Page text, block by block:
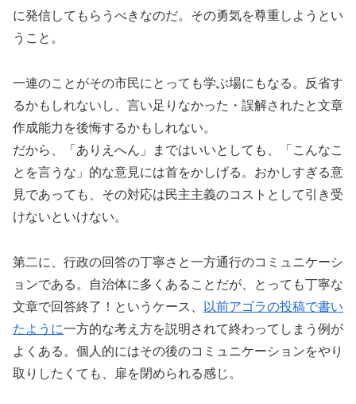
に発信してもらうべきなのだ。その勇気を尊重しようとい
うこと。
一連のことがその市民にとっても学ぶ場にもなる。反省す
るかもしれないし、言い足りなかった・誤解されたと文章
作成能力を後悔するかもしれない。
だから、「ありえへん」まではいいとしても、「こんなこ
とを言うな」的な意見には首をかしげる。おかしすぎる意
見であっても、その対応は民主主義のコストとして引き受
けないといけない。
第二に、行政の回答の丁寧さと一方通行のコミュニケーシ
ョンである。自治体に多くあることだが、とっても丁寧な
文章で回答終了！というケース、
以前アゴラの投稿で書い
たように一方的な考え方を説明されて終わってしまう例が
よくある。個人的にはその後のコミュニケーションをやり
取りしたくても、扉を閉められる感じ。